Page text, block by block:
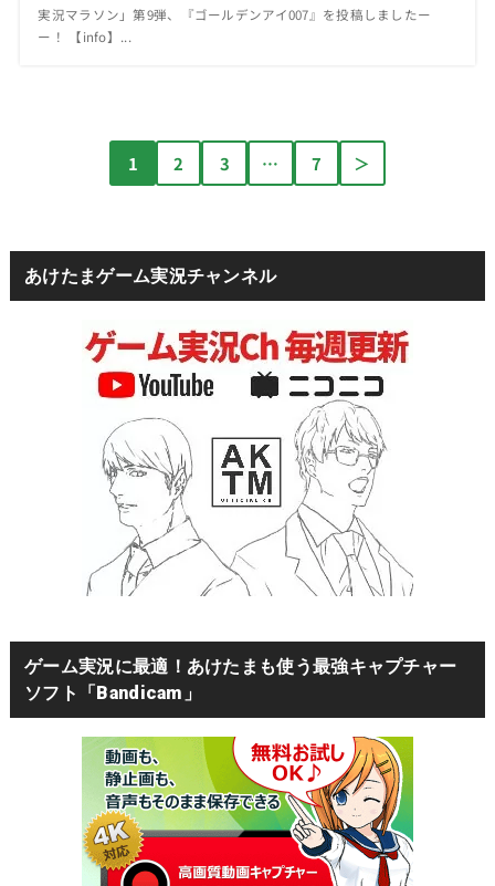
実況マラソン」第9弾、『ゴールデンアイ007』を投稿しましたー
ー！ 【info】...
1 2 3 … 7 ＞
あけたまゲーム実況チャンネル
ゲーム実況に最適！あけたまも使う最強キャプチャー
ソフト「Bandicam」